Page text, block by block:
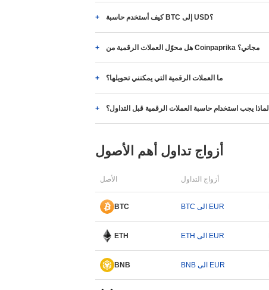
كيف أستخدم حاسبة BTC إلى USD؟
هل محوّل العملات الرقمية من Coinpaprika مجاني؟
ما العملات الرقمية التي يمكنني تحويلها؟
لماذا يجب استخدام حاسبة العملات الرقمية قبل التداول؟
أزواج تداول أهم الأصول
الأصل أزواج التداول
BTC BTC الى EUR
ETH ETH الى EUR
BNB BNB الى EUR